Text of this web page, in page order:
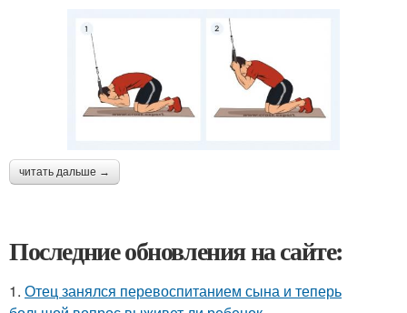
читать дальше →
Последние обновления на сайте:
1. Отец занялся перевоспитанием сына и теперь